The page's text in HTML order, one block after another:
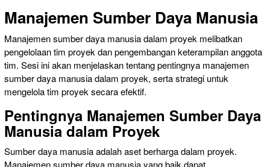
Manajemen Sumber Daya Manusia
Manajemen sumber daya manusia dalam proyek melibatkan
pengelolaan tim proyek dan pengembangan keterampilan anggota
tim. Sesi ini akan menjelaskan tentang pentingnya manajemen
sumber daya manusia dalam proyek, serta strategi untuk
mengelola tim proyek secara efektif.
Pentingnya Manajemen Sumber Daya
Manusia dalam Proyek
Sumber daya manusia adalah aset berharga dalam proyek.
Manajemen sumber daya manusia yang baik dapat